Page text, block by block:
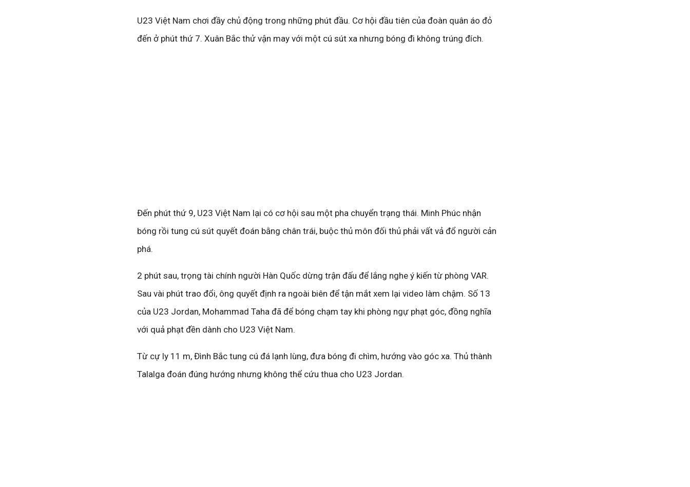
U23 Việt Nam chơi đầy chủ động trong những phút đầu. Cơ hội đầu tiên của đoàn quân áo đỏ
đến ở phút thứ 7. Xuân Bắc thử vận may với một cú sút xa nhưng bóng đi không trúng đích.
Đến phút thứ 9, U23 Việt Nam lại có cơ hội sau một pha chuyển trạng thái. Minh Phúc nhận
bóng rồi tung cú sút quyết đoán bằng chân trái, buộc thủ môn đối thủ phải vất vả đổ người cản
phá.
2 phút sau, trọng tài chính người Hàn Quốc dừng trận đấu để lắng nghe ý kiến từ phòng VAR.
Sau vài phút trao đổi, ông quyết định ra ngoài biên để tận mắt xem lại video làm chậm. Số 13
của U23 Jordan, Mohammad Taha đã để bóng chạm tay khi phòng ngự phạt góc, đồng nghĩa
với quả phạt đền dành cho U23 Việt Nam.
Từ cự ly 11 m, Đình Bắc tung cú đá lạnh lùng, đưa bóng đi chìm, hướng vào góc xa. Thủ thành
Talalga đoán đúng hướng nhưng không thể cứu thua cho U23 Jordan.